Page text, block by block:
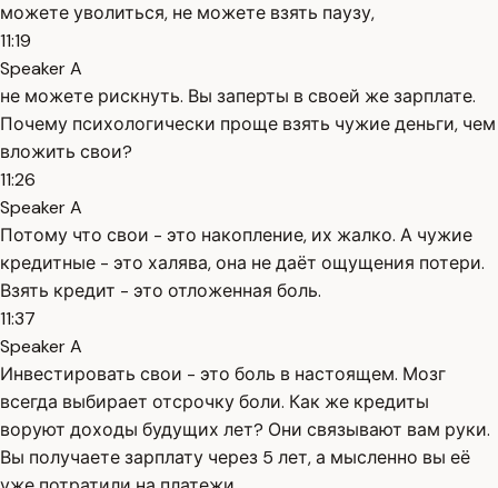
можете уволиться, не можете взять паузу,
11:19
Speaker A
не можете рискнуть. Вы заперты в своей же зарплате.
Почему психологически проще взять чужие деньги, чем
вложить свои?
11:26
Speaker A
Потому что свои - это накопление, их жалко. А чужие
кредитные - это халява, она не даёт ощущения потери.
Взять кредит - это отложенная боль.
11:37
Speaker A
Инвестировать свои - это боль в настоящем. Мозг
всегда выбирает отсрочку боли. Как же кредиты
воруют доходы будущих лет? Они связывают вам руки.
Вы получаете зарплату через 5 лет, а мысленно вы её